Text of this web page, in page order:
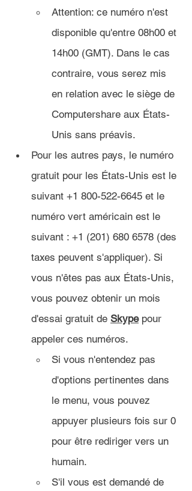
Attention: ce numéro n'est
disponible qu'entre 08h00 et
14h00 (GMT). Dans le cas
contraire, vous serez mis
en relation avec le siège de
Computershare aux États-
Unis sans préavis.
Pour les autres pays, le numéro
gratuit pour les États-Unis est le
suivant +1 800-522-6645 et le
numéro vert américain est le
suivant : +1 (201) 680 6578 (des
taxes peuvent s'appliquer). Si
vous n'êtes pas aux États-Unis,
vous pouvez obtenir un mois
d'essai gratuit de Skype pour
appeler ces numéros.
Si vous n'entendez pas
d'options pertinentes dans
le menu, vous pouvez
appuyer plusieurs fois sur 0
pour être rediriger vers un
humain.
S'il vous est demandé de